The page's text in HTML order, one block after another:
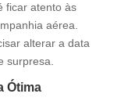
ficar atento às
aérea.
alterar a data
surpresa.
Ótima